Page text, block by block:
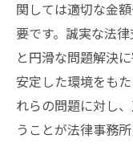
関しては適切な金
要です。誠実な法
と円滑な問題解決
安定した環境をも
れらの問題に対し
うことが法律事務